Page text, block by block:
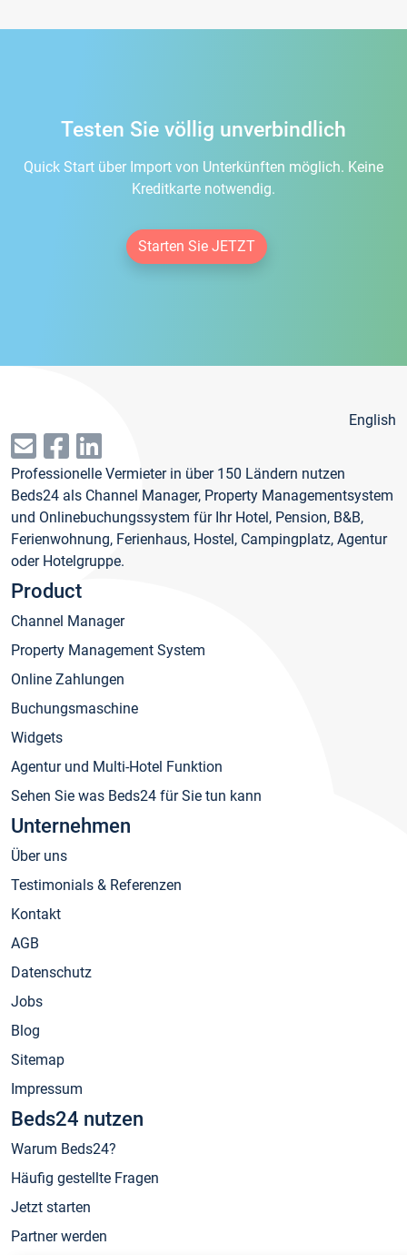
Testen Sie völlig unverbindlich
Quick Start über Import von Unterkünften möglich. Keine
Kreditkarte notwendig.
Starten Sie JETZT
English
Professionelle Vermieter in über 150 Ländern nutzen
Beds24 als Channel Manager, Property Managementsystem
und Onlinebuchungssystem für Ihr Hotel, Pension, B&B,
Ferienwohnung, Ferienhaus, Hostel, Campingplatz, Agentur
oder Hotelgruppe.
Product
Channel Manager
Property Management System
Online Zahlungen
Buchungsmaschine
Widgets
Agentur und Multi-Hotel Funktion
Sehen Sie was Beds24 für Sie tun kann
Unternehmen
Über uns
Testimonials & Referenzen
Kontakt
AGB
Datenschutz
Jobs
Blog
Sitemap
Impressum
Beds24 nutzen
Warum Beds24?
Häufig gestellte Fragen
Jetzt starten
Partner werden